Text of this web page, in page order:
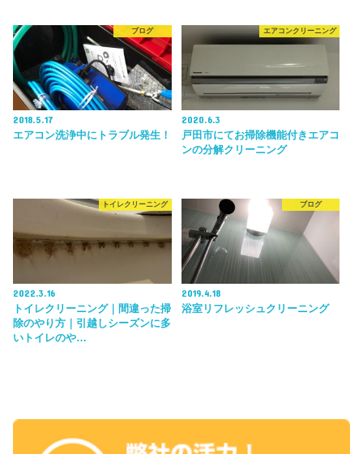
ブログ
2018.5.17
エアコン洗浄中にトラブル発生！
エアコンクリーニング
2020.6.3
戸田市にてお掃除機能付きエアコ
ンの分解クリーニング
トイレクリーニング
2022.3.16
トイレクリーニング｜間違った掃
除のやり方｜引越しシーズンに多
いトイレのや…
ブログ
2019.4.18
浴室リフレッシュクリーニング